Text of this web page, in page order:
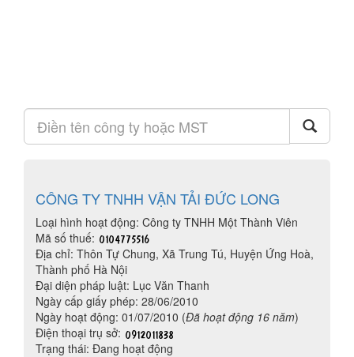
CÔNG TY TNHH VẬN TẢI ĐỨC LONG
Loại hình hoạt động: Công ty TNHH Một Thành Viên
Mã số thuế:
Địa chỉ: Thôn Tự Chung, Xã Trung Tú, Huyện Ứng Hoà,
Thành phố Hà Nội
Đại diện pháp luật: Lục Văn Thanh
Ngày cấp giấy phép: 28/06/2010
Ngày hoạt động: 01/07/2010 (Đã hoạt động 16 năm)
Điện thoại trụ sở:
Trạng thái: Đang hoạt động